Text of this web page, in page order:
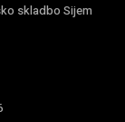
skladbo Sijem